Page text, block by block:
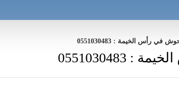
رأس الخيمة : 0551030483